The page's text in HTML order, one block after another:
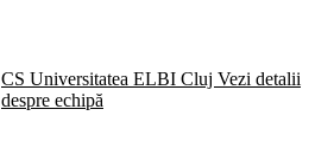
CS Universitatea ELBI Cluj Vezi detalii
despre echipă